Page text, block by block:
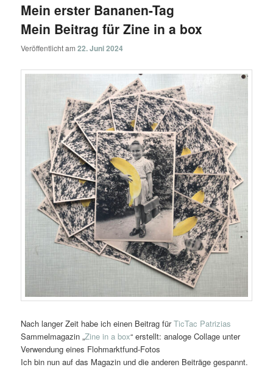
Mein erster Bananen-Tag
Mein Beitrag für Zine in a box
Veröffentlicht am22. Juni 2024
Nach langer Zeit habe ich einen Beitrag fürTicTac Patrizias
Sammelmagazin „Zine in a box“ erstellt: analoge Collage unter
Verwendung eines Flohmarktfund-Fotos
Ich bin nun auf das Magazin und die anderen Beiträge gespannt.